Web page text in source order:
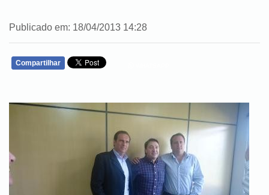
Publicado em: 18/04/2013 14:28
Compartilhar